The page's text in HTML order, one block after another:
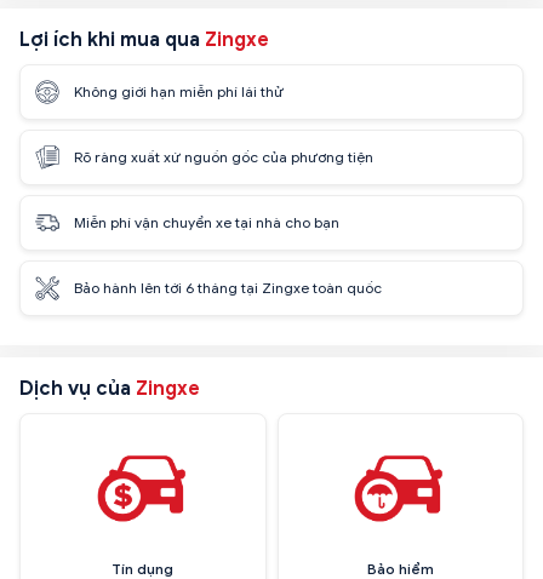
Lợi ích khi mua qua Zingxe
Không giới hạn miễn phí lái thử
Rõ ràng xuất xứ nguồn gốc của phương tiện
Miễn phí vận chuyển xe tại nhà cho bạn
Bảo hành lên tới 6 tháng tại Zingxe toàn quốc
Dịch vụ của Zingxe
Tín dụng
Bảo hiểm